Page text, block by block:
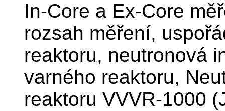
In-Core a Ex-Core
rozsah měření,
reaktoru, neutronová
varného reaktoru,
reaktoru VVVR-1000